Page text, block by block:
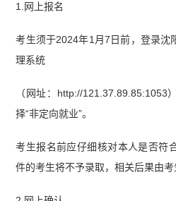
1.网上报名
考生须于2024年1月7日前，登录沈
理系统
（网址：http://121.37.89.85:1053
择“非定向就业”。
考生报名前应仔细核对本人是否符
件的考生将不予录取，相关后果由考